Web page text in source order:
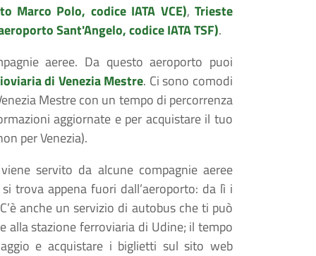
Marco Polo, codice IATA VCE),Trieste
Sant'Angelo, codice IATA TSF).
aeree. Da questo aeroporto puoi
di Venezia Mestre. Ci sono comodi
Mestre con un tempo di percorrenza
aggiornate e per acquistare il tuo
per Venezia).
servito da alcune compagnie aeree
si trova appena fuori dall’aeroporto: da lì i
anche un servizio di autobus che ti può
stazione ferroviaria di Udine; il tempo
e acquistare i biglietti sul sito web